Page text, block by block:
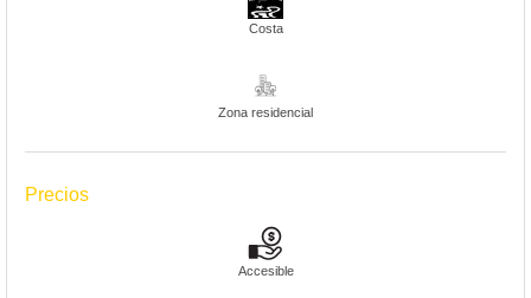
Costa
Zona residencial
Precios
Accesible